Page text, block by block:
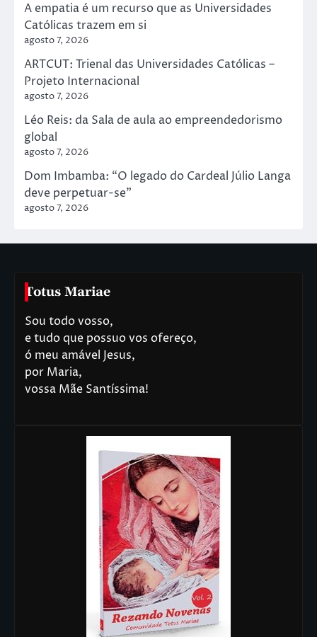
A empatia é um recurso que as Universidades
Católicas trazem em si
agosto 7, 2026
ARTCUT: Trienal das Universidades Católicas –
Projeto Internacional
agosto 7, 2026
Léo Reis: da Sala de aula ao empreendedorismo
global
agosto 7, 2026
Dom Imbamba: “O legado do Cardeal Júlio Langa
deve perpetuar-se"
agosto 7, 2026
Totus Mariae
Sou todo vosso,
e tudo que possuo vos ofereço,
ó meu amável Jesus,
por Maria,
vossa Mãe Santíssima!